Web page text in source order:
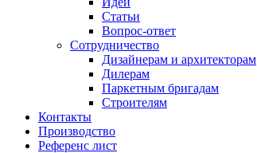
Статьи
Вопрос-ответ
Сотрудничество
Дизайнерам и архитекторам
Дилерам
Паркетным бригадам
Строителям
Контакты
Производство
Референс лист